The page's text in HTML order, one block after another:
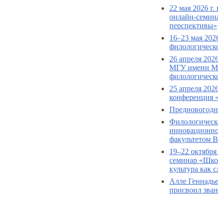
22 мая 2026
онлайн-
перспективы»
16–23 мая
26 апреля
МГУ имени
25 апреля
конференция
факультетом
19–22
семинар
культура как
Алле
присвоил